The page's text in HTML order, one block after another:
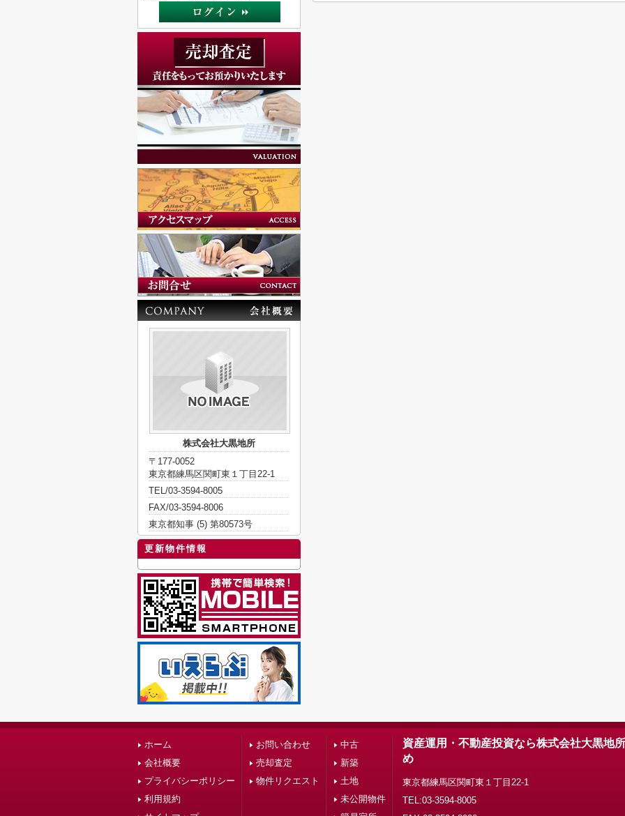
株式会社大黒地所
〒177-0052
東京都練馬区関町東１丁目22-1
TEL/03-3594-8005
FAX/03-3594-8006
東京都知事 (5) 第80573号
更新物件情報
ホーム
会社概要
プライバシーポリシー
利用規約
お問い合わせ
売却査定
物件リクエスト
中古
新築
土地
未公開物件
資産運用・不動産投資なら株式会社大黒地
め
東京都練馬区関町東１丁目22-1
TEL:03-3594-8005